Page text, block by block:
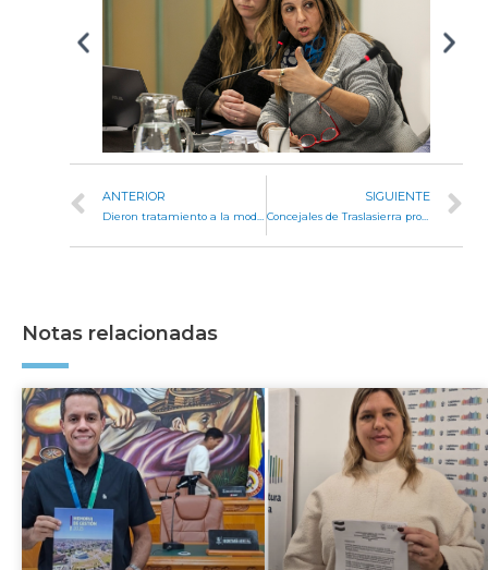
ANTERIOR SIGUIENTE
Concejales de Traslasierra profesionalizan su tarea legislativa
Notas relacionadas